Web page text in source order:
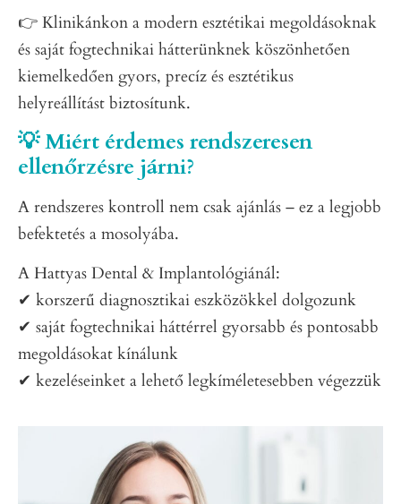
👉 Klinikánkon a modern esztétikai megoldásoknak
és saját fogtechnikai hátterünknek köszönhetően
kiemelkedően gyors, precíz és esztétikus
helyreállítást biztosítunk.
💡 Miért érdemes rendszeresen
ellenőrzésre járni?
A rendszeres kontroll nem csak ajánlás – ez a legjobb
befektetés a mosolyába.
A Hattyas Dental & Implantológiánál:
✔ korszerű diagnosztikai eszközökkel dolgozunk
✔ saját fogtechnikai háttérrel gyorsabb és pontosabb
megoldásokat kínálunk
✔ kezeléseinket a lehető legkíméletesebben végezzük